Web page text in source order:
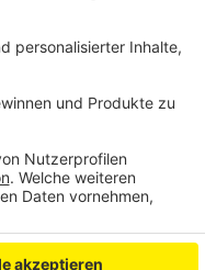
in Leverkusen?
bei Jugendlichen